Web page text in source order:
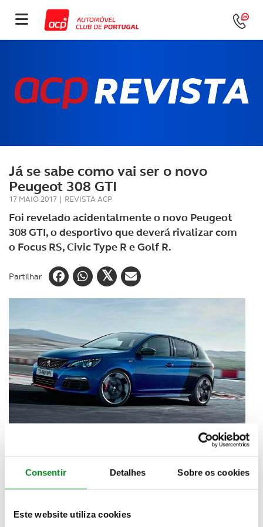
Consentir Detalhes Sobre os cookies
Este website utiliza cookies
Já se sabe como vai ser o novo
Peugeot 308 GTI
17 MAIO 2017 | REVISTA ACP
Foi revelado acidentalmente o novo Peugeot
308 GTI, o desportivo que deverá rivalizar com
o Focus RS, Civic Type R e Golf R.
Partilhar
Depois da primeira imagem do renovado Peugeot
308 GTI ter sido acidentalmente publicada por
breves momentos na conta do Twitter espanhol da
relativamente ao atual conta com maiores jantes e